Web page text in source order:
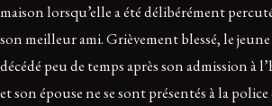
maison lorsqu’elle a été délibérément
son meilleur ami. Grièvement blessé, le
décédé peu de temps après son admission à
et son épouse ne se sont présentés à la